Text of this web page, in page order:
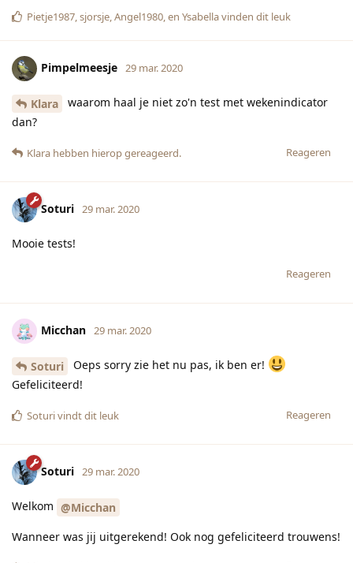
Pietje1987,sjorsje,Angel1980, en Ysabellavinden dit leuk
Pimpelmeesje 29 mar. 2020
Klara
waarom haal je niet zo'n test met wekenindicator
dan?
Reageren
Klara hebben hierop gereageerd.
Soturi 29 mar. 2020
Mooie tests!
Reageren
Micchan 29 mar. 2020
Soturi
Oeps sorry zie het nu pas, ik ben er!
Gefeliciteerd!
Reageren
Soturivindt dit leuk
Soturi 29 mar. 2020
Welkom @Micchan
Wanneer was jij uitgerekend! Ook nog gefeliciteerd trouwens!